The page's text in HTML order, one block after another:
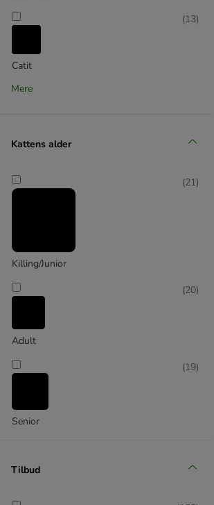
Catit
(13)
Cosma
Eyenimal
Mere
Kattens alder
Killing/Junior
(21)
Adult
(20)
Senior
(19)
Tilbud